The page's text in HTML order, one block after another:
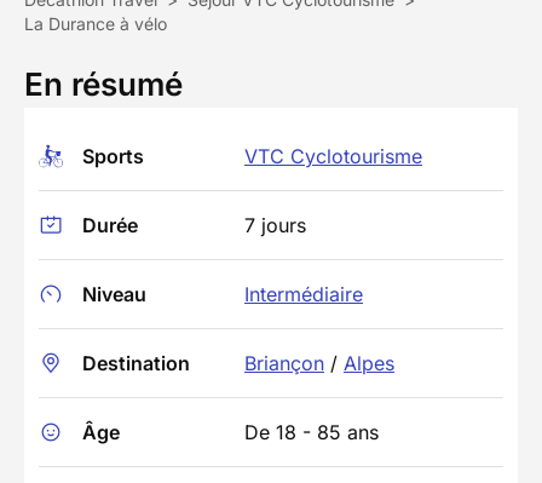
La Durance à vélo
En résumé
Sports VTC Cyclotourisme
Durée 7 jours
Niveau Intermédiaire
Destination Briançon / Alpes
Âge De 18 - 85 ans